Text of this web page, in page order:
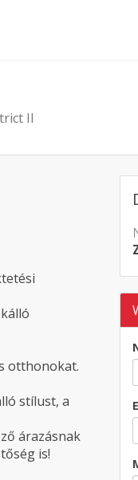
II
otthonokat.
stílust, a
árazásnak
is!